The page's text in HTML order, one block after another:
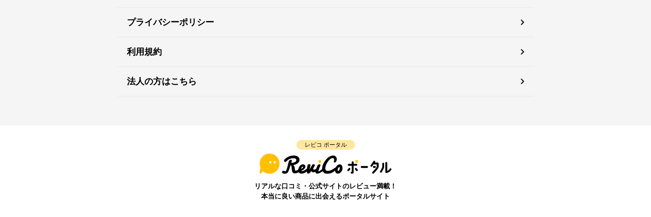
プライバシーポリシー
利用規約
法人の方はこちら
レビコ ポータル
リアルな口コミ・公式サイトのレビュー満載！
本当に良い商品に出会えるポータルサイト